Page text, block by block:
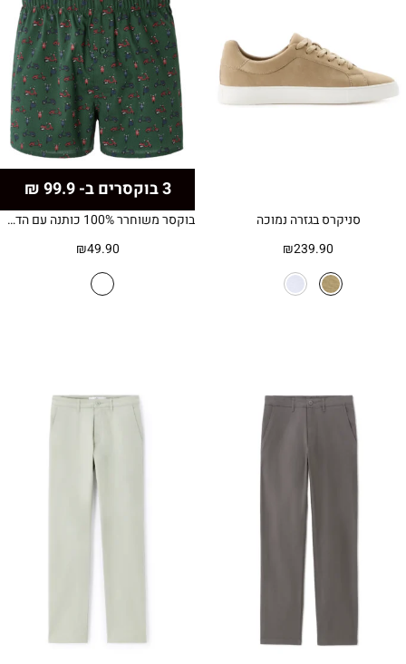
סניקרס בגזרה נמוכה
₪239.90
3 בוקסרים ב- 99.9 ₪
בוקסר משוחרר 100% כותנה עם הדפס קטנועים -ירוק
₪49.90